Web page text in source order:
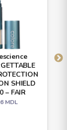
SHIELD
– FAIR
MDL